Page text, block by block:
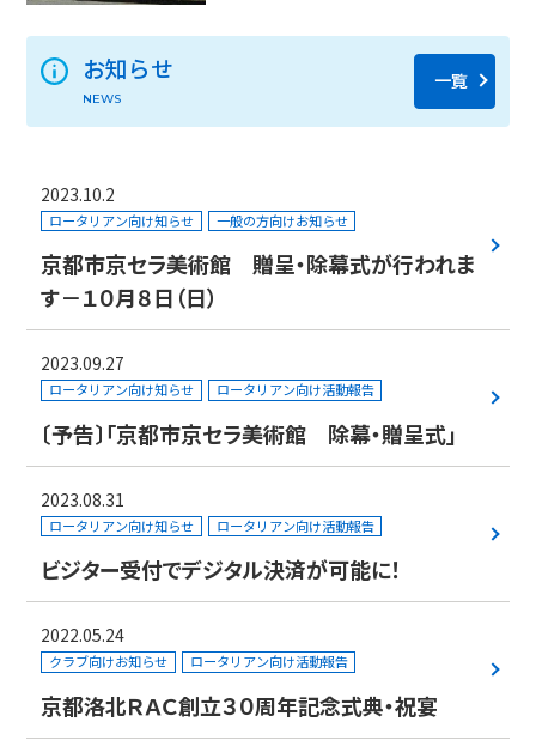
お知らせ
NEWS
一覧
2023.10.2
ロータリアン向け知らせ 一般の方向けお知らせ
京都市京セラ美術館 贈呈・除幕式が行われま
す－１０月８日（日）
2023.09.27
ロータリアン向け知らせ ロータリアン向け活動報告
〔予告〕「京都市京セラ美術館 除幕・贈呈式」
2023.08.31
ロータリアン向け知らせ ロータリアン向け活動報告
ビジター受付でデジタル決済が可能に！
2022.05.24
クラブ向けお知らせ ロータリアン向け活動報告
京都洛北ＲＡＣ創立３０周年記念式典・祝宴